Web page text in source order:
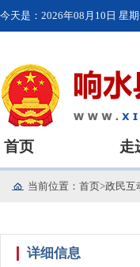
今天是： 2026年08月10日 星
首页 走
当前位置： 首页>政民互
详细信息